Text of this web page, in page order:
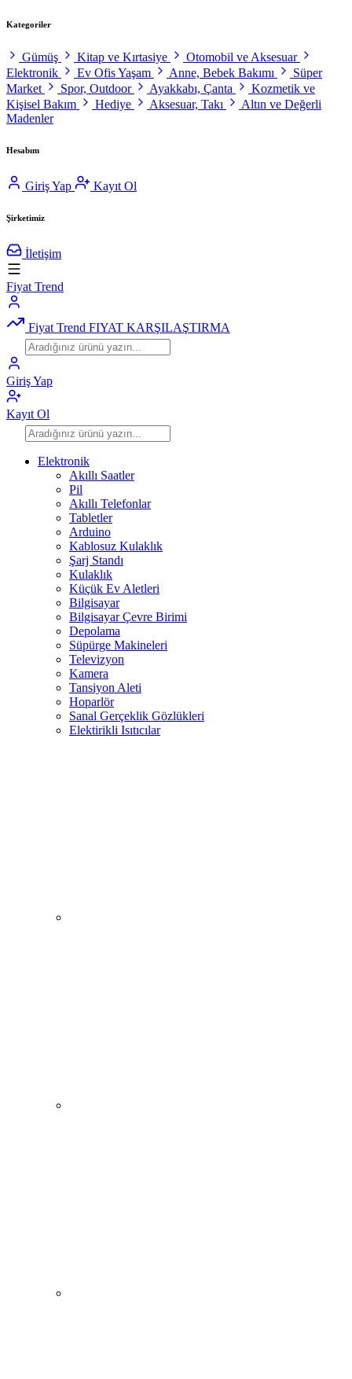
Kategoriler
Gümüş Kitap ve Kırtasiye
Otomobil ve Aksesuar
Elektronik
Ev Ofis Yaşam Anne, Bebek Bakımı
Süper
Market
Spor, Outdoor Ayakkabı, Çanta
Kozmetik ve
Kişisel Bakım
Hediye Aksesuar, Takı
Altın ve Değerli
Madenler
Hesabım
Giriş Yap Kayıt Ol
Şirketimiz
İletişim
Fiyat Trend
Fiyat Trend FIYAT KARŞILAŞTIRMA
Giriş Yap
Kayıt Ol
Elektronik
Akıllı Saatler
Pil
Akıllı Telefonlar
Tabletler
Arduino
Kablosuz Kulaklık
Şarj Standı
Kulaklık
Küçük Ev Aletleri
Bilgisayar
Bilgisayar Çevre Birimi
Depolama
Süpürge Makineleri
Televizyon
Kamera
Tansiyon Aleti
Hoparlör
Sanal Gerçeklik Gözlükleri
Elektirikli Isıtıcılar